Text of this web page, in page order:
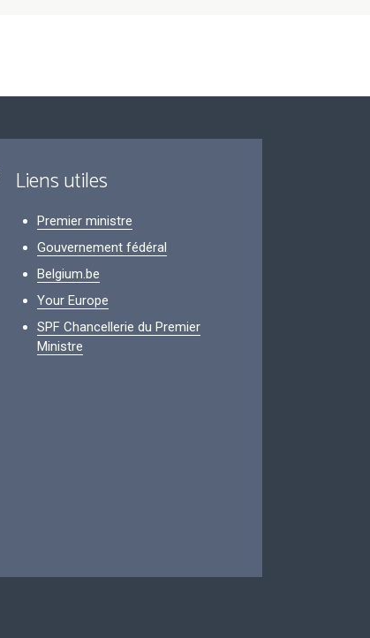
Liens utiles
Premier ministre
Gouvernement fédéral
Belgium.be
Your Europe
SPF Chancellerie du Premier
Ministre